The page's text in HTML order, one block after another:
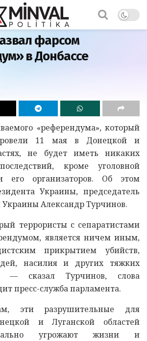
фарсом
в Донбассе
«референдума», который
11 мая в Донецкой и
не будет иметь никаких
кроме уголовной
его организаторов. Об этом
Украины, председатель
Александр Турчинов.
террористы с сепаратистами
является ничем иным,
прикрытием убийств,
насилия и других тяжких
— сказал Турчинов, слова
пресс-служба парламента.
эти разрушительные для
и Луганской областей
угрожают жизни и